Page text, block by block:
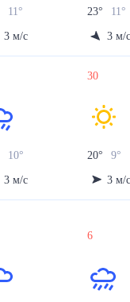
11°
3 м/с
23° 11°
3 м/
10°
3 м/с
30
20° 9
3 м/
6